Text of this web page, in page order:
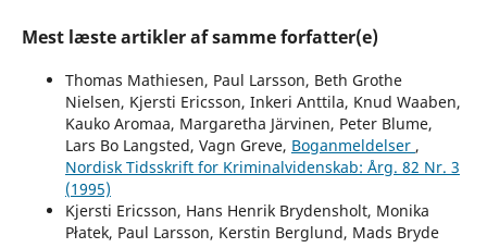
Mest læste artikler af samme forfatter(e)
Thomas Mathiesen, Paul Larsson, Beth Grothe
Nielsen, Kjersti Ericsson, Inkeri Anttila, Knud Waaben,
Kauko Aromaa, Margaretha Järvinen, Peter Blume,
Lars Bo Langsted, Vagn Greve, Boganmeldelser ,
Nordisk Tidsskrift for Kriminalvidenskab: Årg. 82 Nr. 3
(1995)
Kjersti Ericsson, Hans Henrik Brydensholt, Monika
Płatek, Paul Larsson, Kerstin Berglund, Mads Bryde